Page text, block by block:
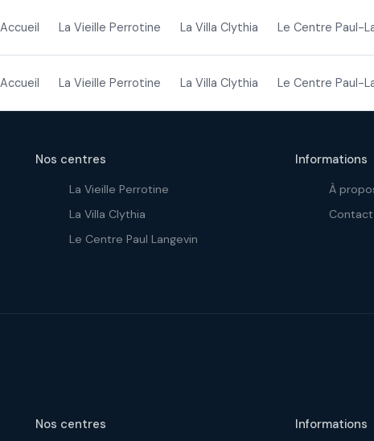
Accueil La Vieille Perrotine La Villa Clythia Le Centre Paul-
Accueil La Vieille Perrotine La Villa Clythia Le Centre Paul-
Nos centres
La Vieille Perrotine
La Villa Clythia
Le Centre Paul Langevin
Informations
À
Contact
Nos centres Informations